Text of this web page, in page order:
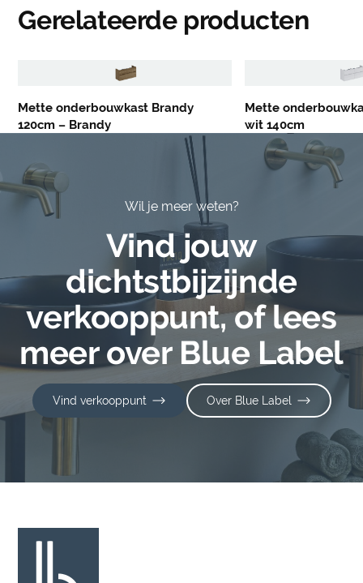
Gerelateerde producten
Mette onderbouwkast Brandy
120cm – Brandy
Mette
wit 140cm
Wil je meer weten?
Vind jouw
dichtstbijzijnde
verkooppunt, of lees
meer over Blue Label
Vind verkooppunt Over Blue Label